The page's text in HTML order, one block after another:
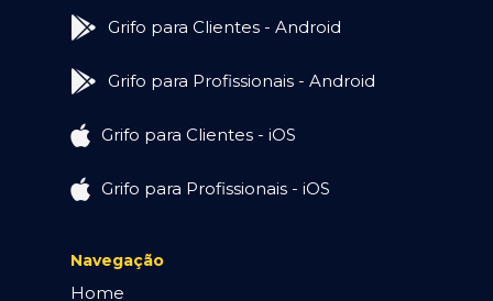
Grifo para Clientes - Android
Grifo para Profissionais - Android
Grifo para Clientes - iOS
Grifo para Profissionais - iOS
Navegação
Home